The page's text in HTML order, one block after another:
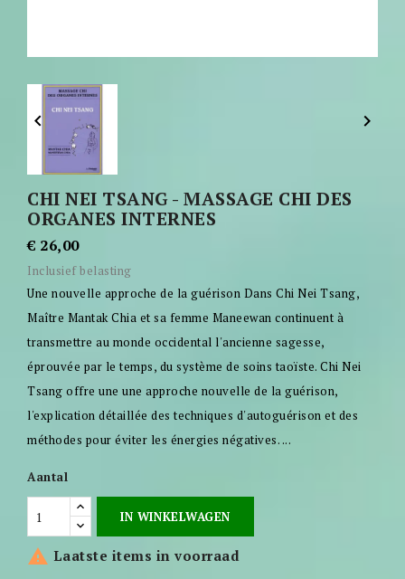
 
CHI NEI TSANG - MASSAGE CHI DES
ORGANES INTERNES
€ 26,00
Inclusief belasting
Une nouvelle approche de la guérison Dans Chi Nei Tsang,
Maître Mantak Chia et sa femme Maneewan continuent à
transmettre au monde occidental l'ancienne sagesse,
éprouvée par le temps, du système de soins taoïste. Chi Nei
Tsang offre une une approche nouvelle de la guérison,
l'explication détaillée des techniques d'autoguérison et des
méthodes pour éviter les énergies négatives. ...
Aantal
IN WINKELWAGEN
 Laatste items in voorraad